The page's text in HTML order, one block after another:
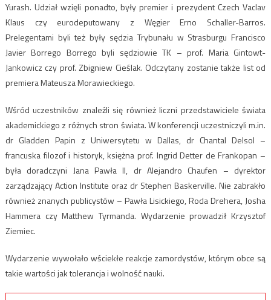
Yurash. Udział wzięli ponadto, były premier i prezydent Czech Vaclav
Klaus czy eurodeputowany z Węgier Erno Schaller-Barros.
Prelegentami byli też były sędzia Trybunału w Strasburgu Francisco
Javier Borrego Borrego byli sędziowie TK – prof. Maria Gintowt-
Jankowicz czy prof. Zbigniew Cieślak. Odczytany zostanie także list od
premiera Mateusza Morawieckiego.
Wśród uczestników znaleźli się również liczni przedstawiciele świata
akademickiego z różnych stron świata. W konferencji uczestniczyli m.in.
dr Gladden Papin z Uniwersytetu w Dallas, dr Chantal Delsol –
francuska filozof i historyk, księżna prof. Ingrid Detter de Frankopan –
była doradczyni Jana Pawła II, dr Alejandro Chaufen – dyrektor
zarządzający Action Institute oraz dr Stephen Baskerville. Nie zabrakło
również znanych publicystów – Pawła Lisickiego, Roda Drehera, Josha
Hammera czy Matthew Tyrmanda. Wydarzenie prowadził Krzysztof
Ziemiec.
Wydarzenie wywołało wściekłe reakcje zamordystów, którym obce są
takie wartości jak tolerancja i wolność nauki.